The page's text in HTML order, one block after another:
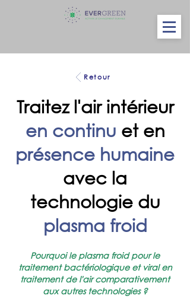
Retour
Traitez l'air intérieur
en continu et en
présence humaine
avec la
technologie du
plasma froid
Pourquoi le plasma froid pour le
traitement bactériologique et viral en
traitement de l'air comparativement
aux autres technologies ?